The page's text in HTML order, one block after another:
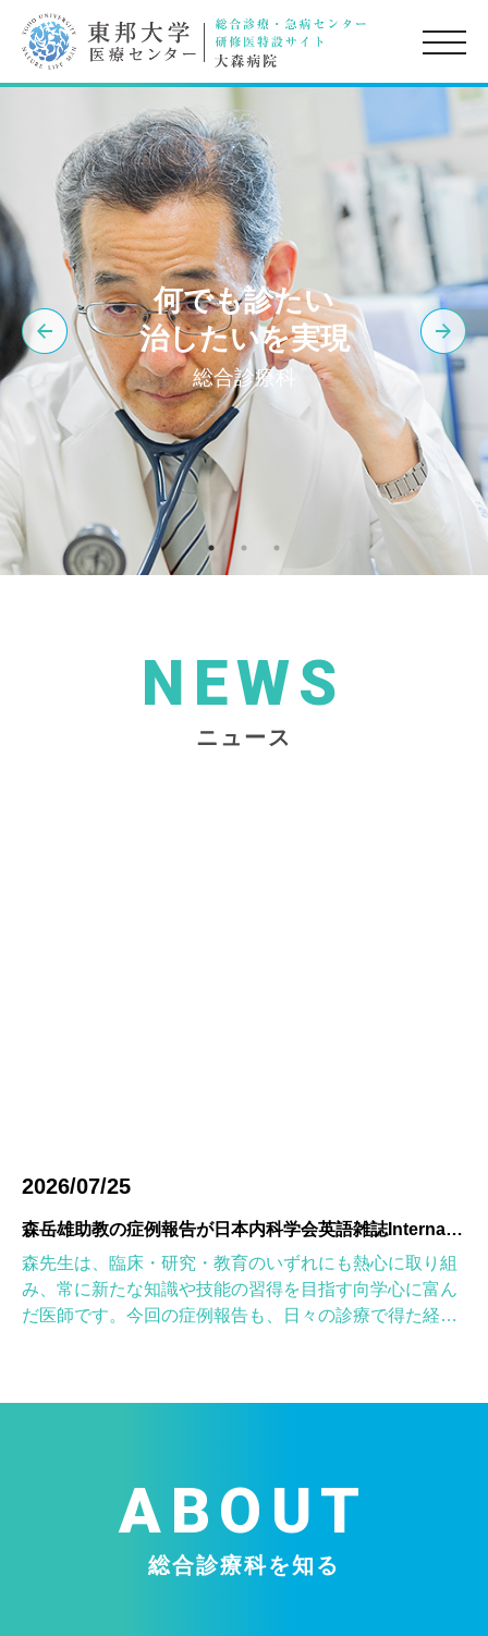
toggle
何でも診たい
治したいを実現
総合診療科
NEWS
ニュース
2026/07/25
森岳雄助教の症例報告が日本内科学会英語雑誌Internal Medicineに掲載されました
森先生は、臨床・研究・教育のいずれにも熱心に取り組
み、常に新たな知識や技能の習得を目指す向学心に富ん
だ医師です。今回の症例報告も、日々の診療で得た経験
ABOUT
総合診療科を知る